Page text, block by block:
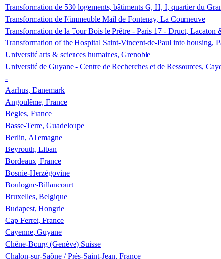
Transformation de 530 logements, bâtiments G, H, I, quartier du
Transformation de l\'immeuble Mail de Fontenay, La Courneuve
Transformation de la Tour Bois le Prêtre - Paris 17 - Druot, Lacaton
Transformation of the Hospital Saint-Vincent-de-Paul into housing,
Université arts & sciences humaines, Grenoble
Université de Guyane - Centre de Recherches et de Ressources,
-
Aarhus, Danemark
Angoulême, France
Bègles, France
Basse-Terre, Guadeloupe
Berlin, Allemagne
Beyrouth, Liban
Bordeaux, France
Bosnie-Herzégovine
Boulogne-Billancourt
Bruxelles, Belgique
Budapest, Hongrie
Cap Ferret, France
Cayenne, Guyane
Chêne-Bourg (Genève) Suisse
Chalon-sur-Saône / Prés-Saint-Jean, France